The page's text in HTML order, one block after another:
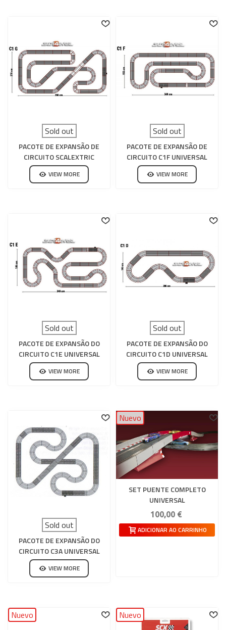
Sold out
PACOTE DE EXPANSÃO DE
CIRCUITO SCALEXTRIC
UNIVERSAL C1G
VIEW MORE
Sold out
PACOTE DE EXPANSÃO DE
CIRCUITO C1F UNIVERSAL
SCALEXTRIC
VIEW MORE
Sold out
PACOTE DE EXPANSÃO DO
CIRCUITO C1E UNIVERSAL
SCALEXTRIC
VIEW MORE
Sold out
PACOTE DE EXPANSÃO DO
CIRCUITO C1D UNIVERSAL
SCALEXTRIC
VIEW MORE
Sold out
PACOTE DE EXPANSÃO DO
CIRCUITO C3A UNIVERSAL
SCALEXTRIC
VIEW MORE
Nuevo
SET PUENTE COMPLETO
UNIVERSAL
100,00 €
ADICIONAR AO CARRINHO
Nuevo Nuevo